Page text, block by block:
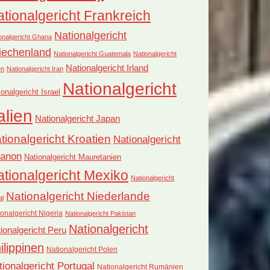
Frankreich
Ghana Nationalgericht
Nationalgericht Guatemala Nationalgericht
Nationalgericht Iran Nationalgericht Irland
Israel Nationalgericht
Nationalgericht Japan
Kroatien Nationalgericht
Nationalgericht Mauretanien
Mexiko Nationalgericht
Nationalgericht Niederlande
Nigeria Nationalgericht Pakistan
Peru Nationalgericht
Nationalgericht Polen
Portugal Nationalgericht Rumänien